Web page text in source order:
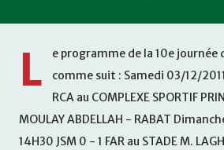
L
e programme de la 10e journée
comme suit : Samedi 03/12/
RCA au COMPLEXE SPORTIF
MOULAY ABDELLAH - RABAT
14H30 JSM 0 - 1 FAR au STADE M.